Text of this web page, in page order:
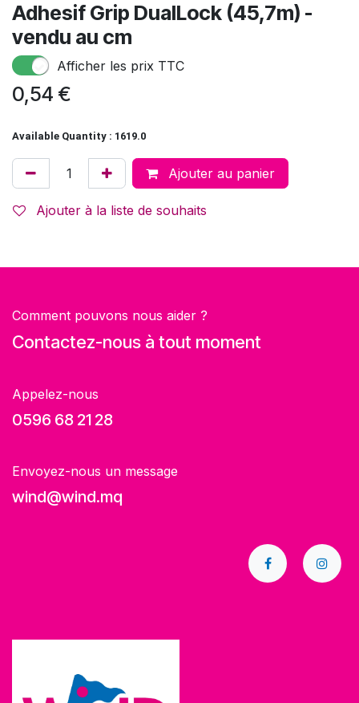
Adhesif Grip DualLock (45,7m) -
vendu au cm
Afficher les prix TTC
0,54 €
Available Quantity : 1619.0
Ajouter au panier
Ajouter à la liste de souhaits
Comment pouvons nous aider ?
Contactez-nous à tout moment
Appelez-nous
0596 68 21 28
Envoyez-nous un message
wind@wind.mq